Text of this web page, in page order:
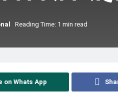
Reading Time: 1 min read
on Whats App